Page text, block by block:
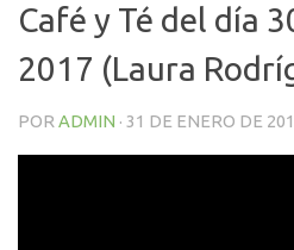
Café y Té del día
2017 (Laura
POR ADMIN · 31 DE ENERO DE